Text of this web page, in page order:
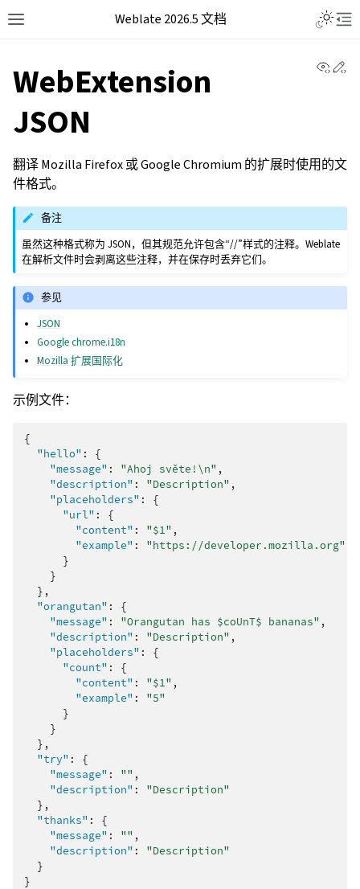
Weblate 2026.5 文档
WebExtension
JSON
翻译 Mozilla Firefox 或 Google Chromium 的扩展时使用的文
件格式。
备注
虽然这种格式称为 JSON，但其规范允许包含“//”样式的注释。Weblate
在解析文件时会剥离这些注释，并在保存时丢弃它们。
参见
JSON
Google chrome.i18n
Mozilla 扩展国际化
示例文件：
{
"hello" :
{
"message" : "Ahoj světe!\n" ,
"description" : "Description" ,
"placeholders" :
{
"url" :
{
"content" : "$1" ,
"example" :
"https://developer.mozilla.org"
}
}
},
"orangutan" :
{
"message" : "Orangutan has $coUnT$ bananas" ,
"description" : "Description" ,
"placeholders" :
{
"count" :
{
"content" : "$1" ,
"example" :
"5"
}
}
},
"try" :
{
"message" : "" ,
"description" :
"Description"
},
"thanks" :
{
"message" : "" ,
"description" :
"Description"
}
}